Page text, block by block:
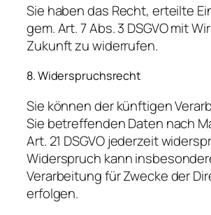
Sie haben das Recht, erteilte
gem. Art. 7 Abs. 3 DSGVO mit
Zukunft zu widerrufen.
8. Widerspruchsrecht
Sie können der künftigen
Sie betreffenden Daten nach
Art. 21 DSGVO jederzeit
Widerspruch kann
Verarbeitung für Zwecke der
erfolgen.